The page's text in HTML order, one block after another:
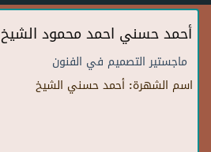
أحمد حسني احمد محمود الشيخ
ماجستير التصميم في الفنون
اسم الشهرة: أحمد حسني الشيخ